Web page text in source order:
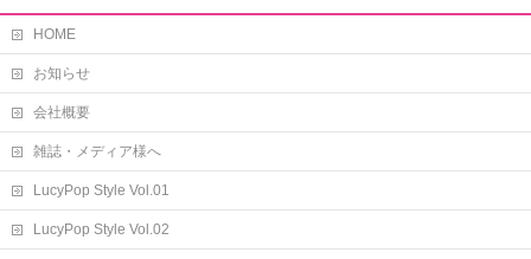
HOME
お知らせ
会社概要
雑誌・メディア様へ
LucyPop Style Vol.01
LucyPop Style Vol.02